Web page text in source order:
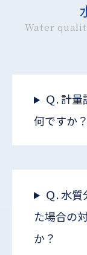
Water
Ｑ. 計
何ですか？
Ｑ. 水
た場合の
か？